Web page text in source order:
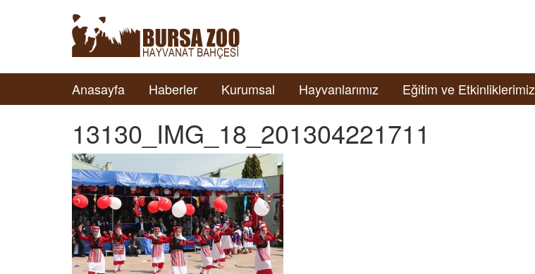
Anasayfa Haberler Kurumsal Hayvanlarımız Eğitim ve Etkinliklerimiz
13130_IMG_18_201304221711